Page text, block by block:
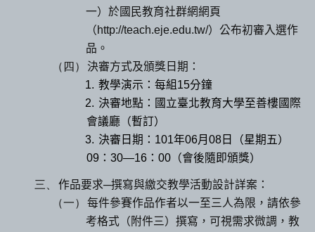
一）於國民教育社群網網頁
（http://teach.eje.edu.tw/）公布初審入選作
品。
（四）
決審方式及頒獎日期：
1. 教學演示：每組 15分鐘
2. 決審地點：國立臺北教育大學至善樓國際
會議廳（暫訂）
3. 決審日期： 101年06月08 日（星期五）
09： 30—16： 00（會後隨即頒獎）
三、
作品要求─撰寫與繳交教學活動設計詳案：
（一）
每件參賽作品作者以一至三人為限，請依參
考格式（附件三）撰寫，可視需求微調，教